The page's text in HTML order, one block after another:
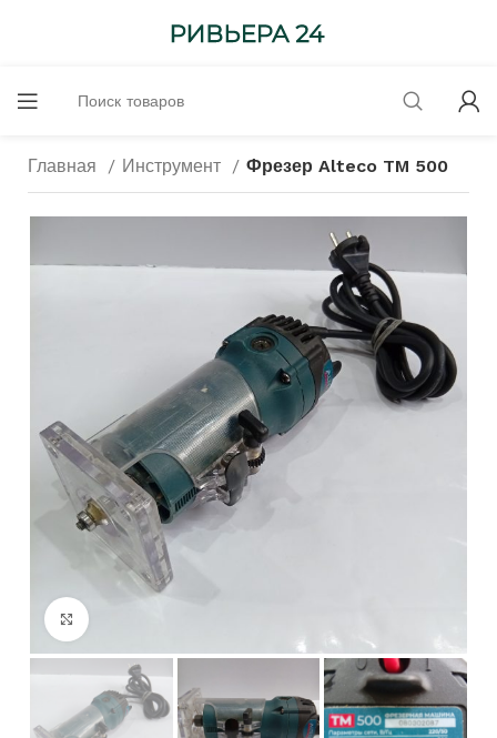
Главная Инструмент Фрезер Alteco TM 500